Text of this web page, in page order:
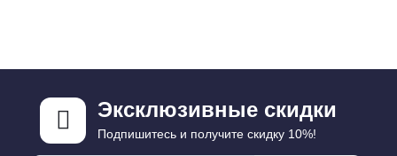
Эксклюзивные скидки
Подпишитесь и получите скидку 10%!